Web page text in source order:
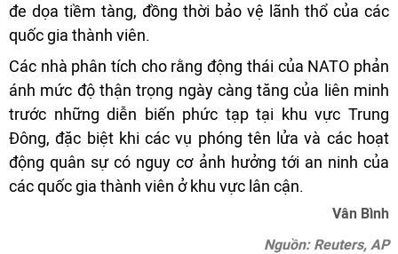
đe dọa tiềm tàng, đồng thời bảo vệ lãnh thổ của các
quốc gia thành viên.
Các nhà phân tích cho rằng động thái của NATO phản
ánh mức độ thận trọng ngày càng tăng của liên minh
trước những diễn biến phức tạp tại khu vực Trung
Đông, đặc biệt khi các vụ phóng tên lửa và các hoạt
động quân sự có nguy cơ ảnh hưởng tới an ninh của
các quốc gia thành viên ở khu vực lân cận.
Vân Bình
Nguồn: Reuters, AP